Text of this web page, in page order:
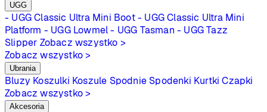
UGG
- UGG Classic Ultra Mini Boot - UGG Classic Ultra Mini
Platform - UGG Lowmel - UGG Tasman - UGG Tazz
Slipper Zobacz wszystko >
Zobacz wszystko >
Ubrania
Bluzy Koszulki Koszule Spodnie Spodenki Kurtki Czapki
Zobacz wszystko >
Akcesoria